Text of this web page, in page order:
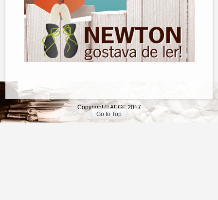
Copyright © AEGE 2017
Go to Top